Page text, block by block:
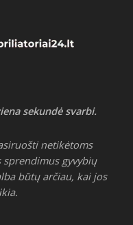
sekundė svarbi.
netikėtoms
gyvybių
būtų arčiau, kai jos